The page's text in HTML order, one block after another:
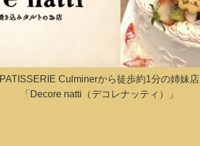
PATISSERIE Culminerから徒歩約1分の姉妹店
「Decore natti（デコレナッティ）」